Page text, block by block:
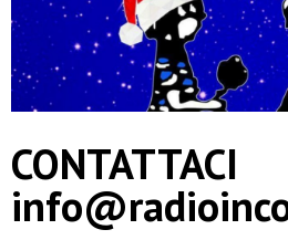
CONTATTACI